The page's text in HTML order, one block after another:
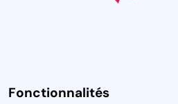
Fonctionnalités